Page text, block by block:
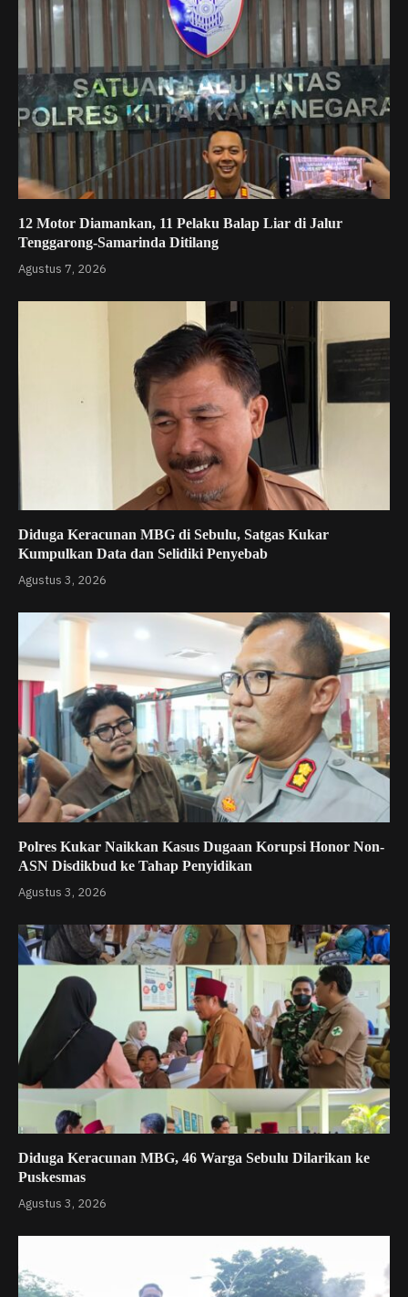
12 Motor Diamankan, 11 Pelaku Balap Liar di Jalur
Tenggarong-Samarinda Ditilang
Agustus 7, 2026
Diduga Keracunan MBG di Sebulu, Satgas Kukar
Kumpulkan Data dan Selidiki Penyebab
Agustus 3, 2026
Polres Kukar Naikkan Kasus Dugaan Korupsi Honor Non-
ASN Disdikbud ke Tahap Penyidikan
Agustus 3, 2026
Diduga Keracunan MBG, 46 Warga Sebulu Dilarikan ke
Puskesmas
Agustus 3, 2026